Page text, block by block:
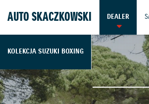
AUTO SKACZKOWSKI DEALER
KOLEKCJA SUZUKI BOXING